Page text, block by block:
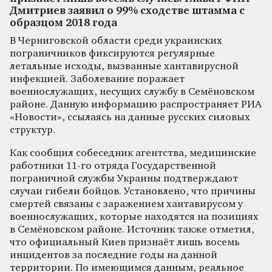
Дмитриев заявил о 99% сходстве штамма с
образцом 2018 года
В Черниговской области среди украинских
пограничников фиксируются регулярные
летальные исходы, вызванные хантавирусной
инфекцией. Заболевание поражает
военнослужащих, несущих службу в Семёновском
районе. Данную информацию распространяет РИА
«Новости», ссылаясь на данные русских силовых
структур.
Как сообщил собеседник агентства, медицинские
работники 11-го отряда Государственной
пограничной службы Украины подтверждают
случаи гибели бойцов. Установлено, что причины
смертей связаны с заражением хантавирусом у
военнослужащих, которые находятся на позициях
в Семёновском районе. Источник также отметил,
что официальный Киев признаёт лишь восемь
инцидентов за последние годы на данной
территории. По имеющимся данным, реальное